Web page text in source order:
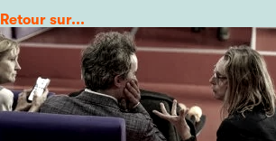
Catégorie
Retour sur...